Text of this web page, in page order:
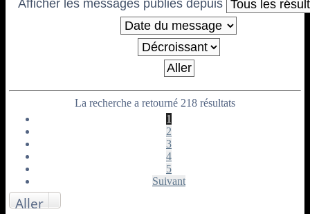
Afficher les messages publiés depuis
La recherche a retourné 218 résultats
1
2
3
4
5
Suivant
Aller